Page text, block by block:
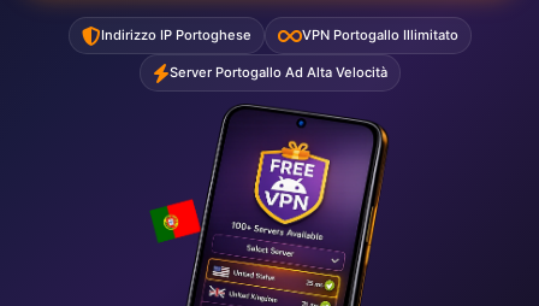
Indirizzo IP Portoghese VPN Portogallo Illimitato
Server Portogallo Ad Alta Velocità